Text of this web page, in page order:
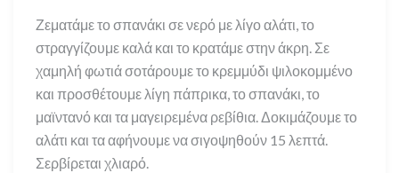
Ζεματάμε το σπανάκι σε νερό με λίγο αλάτι, το
στραγγίζουμε καλά και το κρατάμε στην άκρη. Σε
χαμηλή φωτιά σοτάρουμε το κρεμμύδι ψιλοκομμένο
και προσθέτουμε λίγη πάπρικα, το σπανάκι, το
μαϊντανό και τα μαγειρεμένα ρεβίθια. Δοκιμάζουμε το
αλάτι και τα αφήνουμε να σιγοψηθούν 15 λεπτά.
Σερβίρεται χλιαρό.